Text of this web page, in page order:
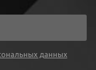
данных